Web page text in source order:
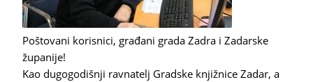
Poštovani korisnici, građani grada Zadra i Zadarske
županije!
Kao dugogodišnji ravnatelj Gradske knjižnice Zadar, a